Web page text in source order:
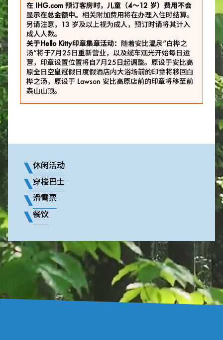
在 IHG.com 预订客房时，儿童（4～12 岁）费用不会
显示在总金额中。 相关附加费用将在办理入住时结算。
另请注意，13 岁及以上视为成人，预订时请将其计入
成人人数。
关于Hello Kitty印章集章活动： 随着安比温泉“白桦之
汤”将于7月25日重新营业，以及缆车观光开始每日运
营，印章设置位置将自7月25日起调整。原设于安比高
原全日空皇冠假日度假酒店内大浴场前的印章将移回白
桦之汤，原设于 Lawson 安比高原店前的印章将移至前
森山山顶。
休闲活动
穿梭巴士
滑雪票
餐饮